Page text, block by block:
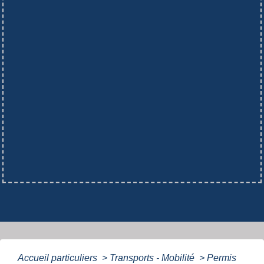
Accueil particuliers > Transports - Mobilité > Permis